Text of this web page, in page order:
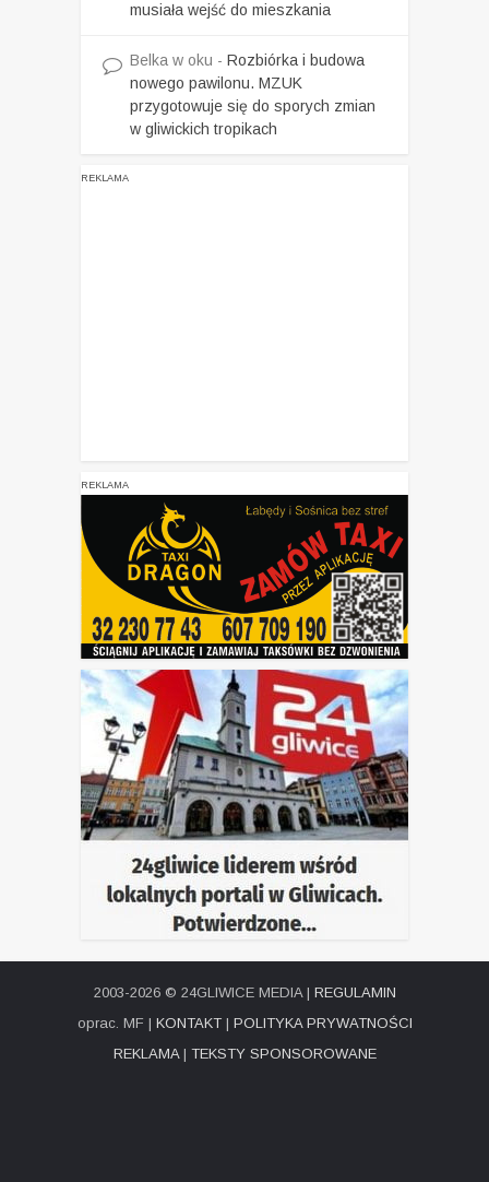
musiała wejść do mieszkania
Belka w oku - Rozbiórka i budowa
nowego pawilonu. MZUK
przygotowuje się do sporych zmian
w gliwickich tropikach
REKLAMA
REKLAMA
2003-2026 © 24GLIWICE MEDIA | REGULAMIN
oprac. MF | KONTAKT| POLITYKA PRYWATNOŚCI
REKLAMA| TEKSTY SPONSOROWANE